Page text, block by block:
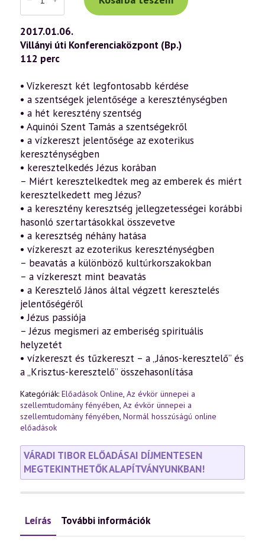
előadás
(757)
—
Vízkereszt
misztériuma
az
ezoterikus
az
exoterikus
kereszténység
fényében
(2017.01.06.)
mennyiség
2017.01.06.
Villányi úti Konferenciaközpont (Bp.)
112 perc
• Vízkereszt két legfontosabb kérdése
• a szentségek jelentősége a kereszténységben
• a hét keresztény szentség
• Aquinói Szent Tamás a szentségekről
• a vízkereszt jelentősége az exoterikus
kereszténységben
• keresztelkedés Jézus korában
– Miért keresztelkedtek meg az emberek és miért
keresztelkedett meg Jézus?
• a keresztény keresztség jellegzetességei korábbi
hasonló szertartásokkal összevetve
• a keresztség néhány hatása
• vízkereszt az ezoterikus kereszténységben
– beavatás a különböző kultúrkorszakokban
– a vízkereszt mint beavatás
• a Keresztelő János által végzett keresztelés
jelentőségéről
• Jézus passiója
– Jézus megismeri az emberiség spirituális
helyzetét
• vízkereszt és tűzkereszt – a „János-keresztelő” és
a „Krisztus-keresztelő” összehasonlítása
Kategóriák: Előadások Online, Az évkör ünnepei a
szellemtudomány fényében, Az évkör ünnepei a
szellemtudomány fényében, Normál hosszúságú online
előadások
VÁRADI TIBOR ELŐADÁSAI DÍJMENTESEN
MEGTEKINTHETŐK ALAPÍTVÁNYUNKBAN!
Leírás További információk